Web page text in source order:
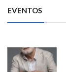
EVENTOS